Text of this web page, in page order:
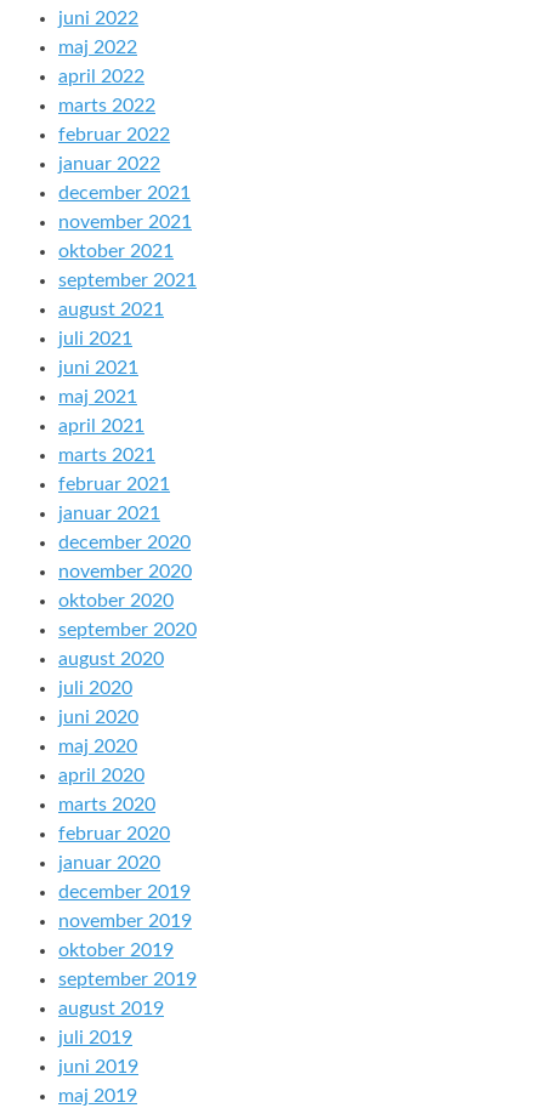
juni 2022
maj 2022
april 2022
marts 2022
februar 2022
januar 2022
december 2021
november 2021
oktober 2021
september 2021
august 2021
juli 2021
juni 2021
maj 2021
april 2021
marts 2021
februar 2021
januar 2021
december 2020
november 2020
oktober 2020
september 2020
august 2020
juli 2020
juni 2020
maj 2020
april 2020
marts 2020
februar 2020
januar 2020
december 2019
november 2019
oktober 2019
september 2019
august 2019
juli 2019
juni 2019
maj 2019